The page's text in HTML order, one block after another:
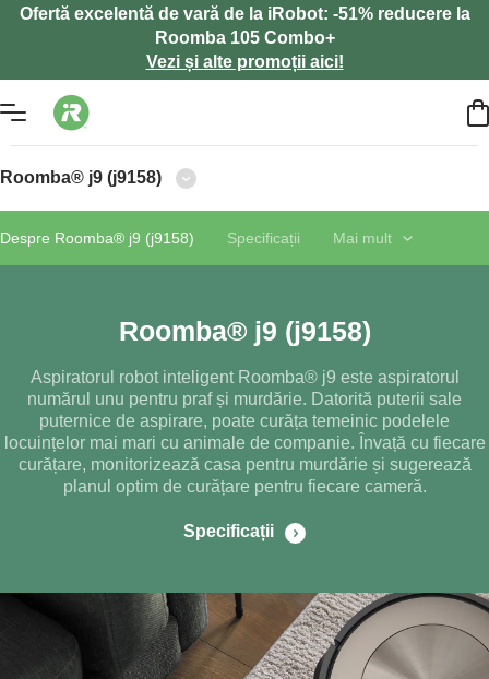
Ofertă excelentă de vară de la iRobot: -51% reducere la
Roomba 105 Combo+
Vezi și alte promoții aici!
Roomba® j9 (j9158)
Despre Roomba® j9 (j9158) Specificații Mai mult
Roomba® j9 (j9158)
Aspiratorul robot inteligent Roomba® j9 este aspiratorul
numărul unu pentru praf și murdărie. Datorită puterii sale
puternice de aspirare, poate curăța temeinic podelele
locuințelor mai mari cu animale de companie. Învață cu fiecare
curățare, monitorizează casa pentru murdărie și sugerează
planul optim de curățare pentru fiecare cameră.
Specificații